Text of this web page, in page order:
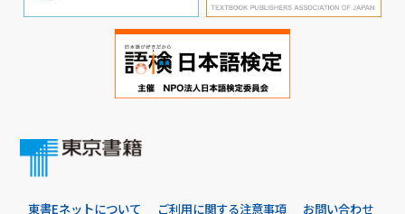
東書Eネットについて ご利用に関する注意事項 お問い合わせ